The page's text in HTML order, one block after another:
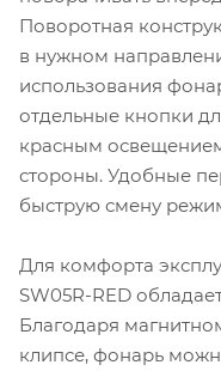
Поворотная
в нужном
использования
отдельные кнопки
красным
стороны. Удобные
быструю смену
Для комфорта
SW05R-RED
Благодаря
клипсе, фонарь